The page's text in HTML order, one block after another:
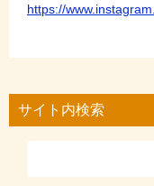
https://
サイト内検索